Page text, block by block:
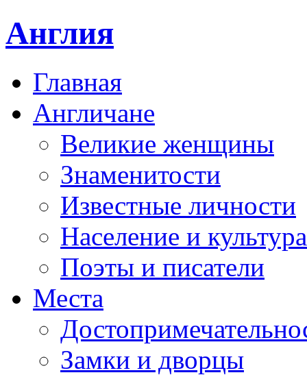
Англия
Главная
Англичане
Великие женщины
Знаменитости
Известные личности
Население и культура
Поэты и писатели
Места
Замки и дворцы